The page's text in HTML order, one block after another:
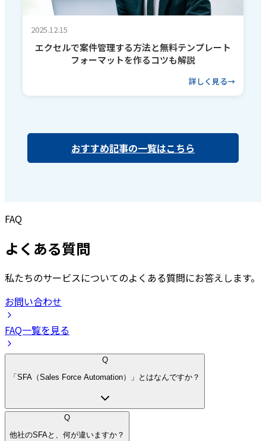
2025.12.15
エクセルで案件管理する方法と無料テンプレート
フォーマットを作るコツも解説
詳しく見る
おすすめ記事の一覧はこちら
FAQ
よくある質問
私たちのサービスについてのよくある質問にお答えします。
お問い合わせ
FAQ一覧を見る
Q
「SFA（Sales Force Automation）」とはなんですか？
Q
他社のSFAと、何が違いますか？